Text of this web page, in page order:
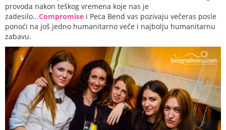
provoda nakon teškog vremena koje nas je
zadesilo...Compromise i Peca Bend vas pozivaju večeras posle
ponoći na još jedno humanitarno veče i najbolju humanitarnu
zabavu.